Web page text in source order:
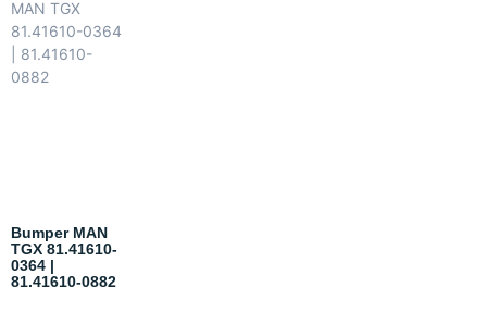
Bumper MAN
TGX 81.41610-
0364 |
81.41610-0882